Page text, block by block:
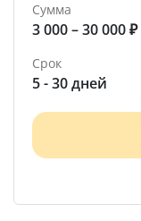
Сумма
3 000 – 30 000 ₽
Срок
5 - 30 дней